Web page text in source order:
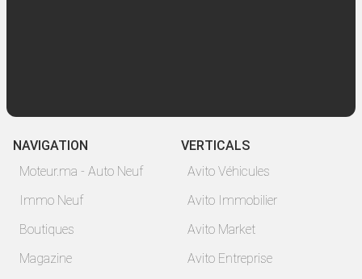
NAVIGATION
Moteur.ma - Auto Neuf
Immo Neuf
Boutiques
Magazine
VERTICALS
Avito Véhicules
Avito Immobilier
Avito Market
Avito Entreprise